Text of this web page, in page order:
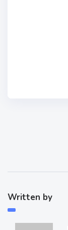
Written by